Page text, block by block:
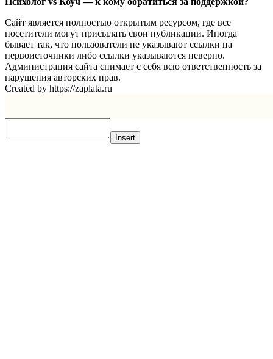
Сайт является полностью открытым ресурсом, где все
посетители могут присылать свои публикации. Иногда
бывает так, что пользователи не указывают ссылки на
первоисточники либо ссылки указываются неверно.
Администрация сайта снимает с себя всю ответственность за
нарушения авторских прав.
Created by https://zaplata.ru
Insert